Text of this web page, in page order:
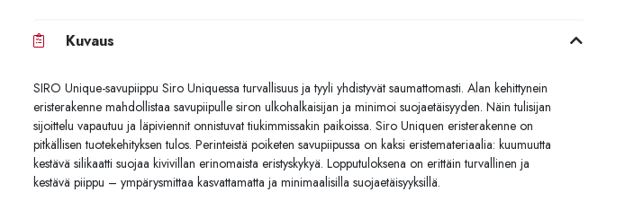
Kuvaus
SIRO Unique-savupiippu Siro Uniquessa turvallisuus ja tyyli yhdistyvät saumattomasti. Alan kehittynein
eristerakenne mahdollistaa savupiipulle siron ulkohalkaisijan ja minimoi suojaetäisyyden. Näin tulisijan
sijoittelu vapautuu ja läpiviennit onnistuvat tiukimmissakin paikoissa. Siro Uniquen eristerakenne on
pitkällisen tuotekehityksen tulos. Perinteistä poiketen savupiipussa on kaksi eristemateriaalia: kuumuutta
kestävä silikaatti suojaa kivivillan erinomaista eristyskykyä. Lopputuloksena on erittäin turvallinen ja
kestävä piippu – ympärysmittaa kasvattamatta ja minimaalisilla suojaetäisyyksillä.